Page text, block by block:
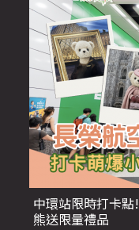
中環站限時打卡
熊送限量禮品